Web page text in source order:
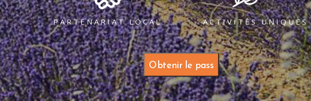
PARTENARIAT LOCAL ACTIVITÉS UNIQUES
Obtenir le pass